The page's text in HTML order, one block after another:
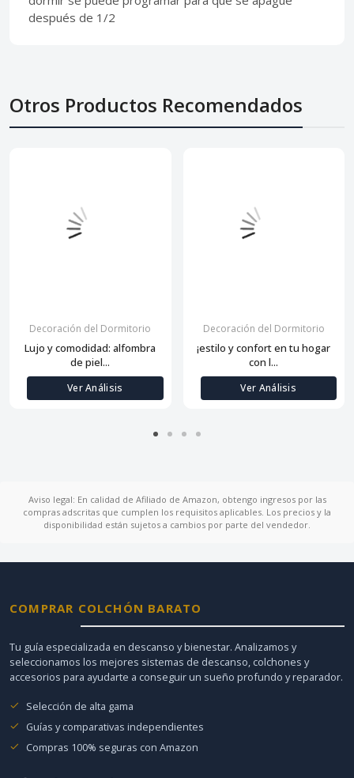
después de 1/2
Otros Productos Recomendados
Decoración del Dormitorio
Lujo y comodidad: alfombra
de piel...
Ver Análisis
Decoración del Dormitorio
¡estilo y confort en tu hogar
con l...
Ver Análisis
Aviso legal: En calidad de Afiliado de Amazon, obtengo ingresos por las
compras adscritas que cumplen los requisitos aplicables. Los precios y la
disponibilidad están sujetos a cambios por parte del vendedor.
COMPRAR COLCHÓN BARATO
Tu guía especializada en descanso y bienestar. Analizamos y
seleccionamos los mejores sistemas de descanso, colchones y
accesorios para ayudarte a conseguir un sueño profundo y reparador.
Selección de alta gama
Guías y comparativas independientes
Compras 100% seguras con Amazon